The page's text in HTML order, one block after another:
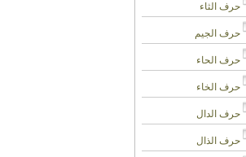
حرف الثاء
حرف الجيم
حرف الحاء
حرف الخاء
حرف الدال
حرف الذال